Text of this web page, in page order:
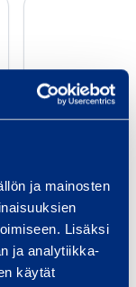
ja mainosten
Lisäksi
ja analytiikka-
käytät